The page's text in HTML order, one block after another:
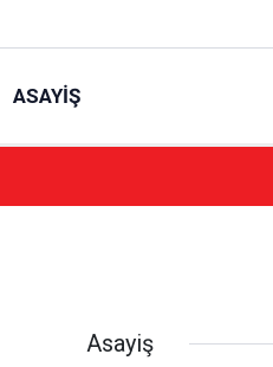
ASAYIŞ
Asayiş